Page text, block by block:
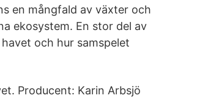
en mångfald av växter och
ekosystem. En stor del av
och hur samspelet
Producent: Karin Arbsjö